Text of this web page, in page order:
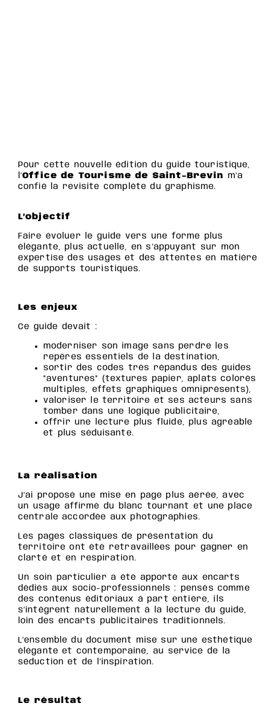
Pour cette nouvelle édition du guide touristique,
l’Office de Tourisme de Saint-Brevin m’a
confié la revisite complète du graphisme.
L’objectif
Faire évoluer le guide vers une forme plus
élégante, plus actuelle, en s’appuyant sur mon
expertise des usages et des attentes en matière
de supports touristiques.
Les enjeux
Ce guide devait :
moderniser son image sans perdre les
repères essentiels de la destination,
sortir des codes très répandus des guides
“aventures” (textures papier, aplats colorés
multiples, effets graphiques omniprésents),
valoriser le territoire et ses acteurs sans
tomber dans une logique publicitaire,
offrir une lecture plus fluide, plus agréable
et plus séduisante.
La réalisation
J’ai proposé une mise en page plus aérée, avec
un usage affirmé du blanc tournant et une place
centrale accordée aux photographies.
Les pages classiques de présentation du
territoire ont été retravaillées pour gagner en
clarté et en respiration.
Un soin particulier a été apporté aux encarts
dédiés aux socio-professionnels : pensés comme
des contenus éditoriaux à part entière, ils
s’intègrent naturellement à la lecture du guide,
loin des encarts publicitaires traditionnels.
L’ensemble du document mise sur une esthétique
élégante et contemporaine, au service de la
séduction et de l’inspiration.
Le résultat